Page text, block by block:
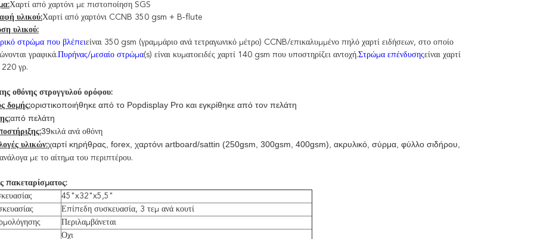
Χαρτί από χαρτόνι με πιστοποίηση SGS
υλικού:Χαρτί από χαρτόνι CCNB 350 gsm + B-flute
υλικού:
στρώμα που βλέπειείναι 350 gsm (γραμμάριο ανά τετραγωνικό μέτρο) CCNB/επικαλυμμένο πηλό χαρτί ειδήσεων, στο οποίο
γραφικά.Πυρήνας/μεσαίο στρώμα(s) είναι κυματοειδές χαρτί 140 gsm που υποστηρίζει αντοχή.Στρώμα επένδυσηςείναι χαρτί
220 γρ.
οθόνης στρογγυλού ορόφου:
δομής:οριστικοποιήθηκε από το Popdisplay Pro και εγκρίθηκε από τον πελάτη
από πελάτη
39κιλά ανά οθόνη
υλικών:χαρτί κηρήθρας, forex, χαρτόνι artboard/sattin (250gsm, 300gsm, 400gsm), ακρυλικό, σύρμα, φύλλο σιδήρου,
με το αίτημα του περιπτέρου.
πακεταρίσματος:
45"x32"x5,5"
Επίπεδη συσκευασία, 3 τεμ ανά κουτί
Περιλαμβάνεται
Οχι